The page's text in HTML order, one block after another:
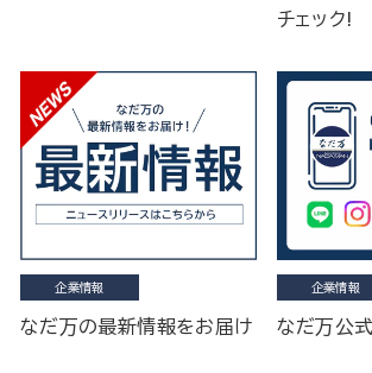
チェック!
企業情報
なだ万の最新情報をお届け
企業情報
なだ万公